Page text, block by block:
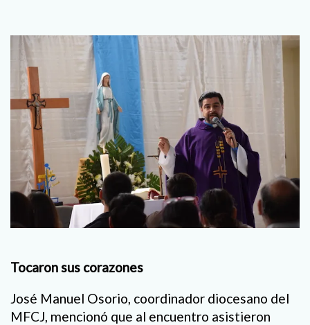
Tocaron sus corazones
José Manuel Osorio, coordinador diocesano del
MFCJ, mencionó que al encuentro asistieron